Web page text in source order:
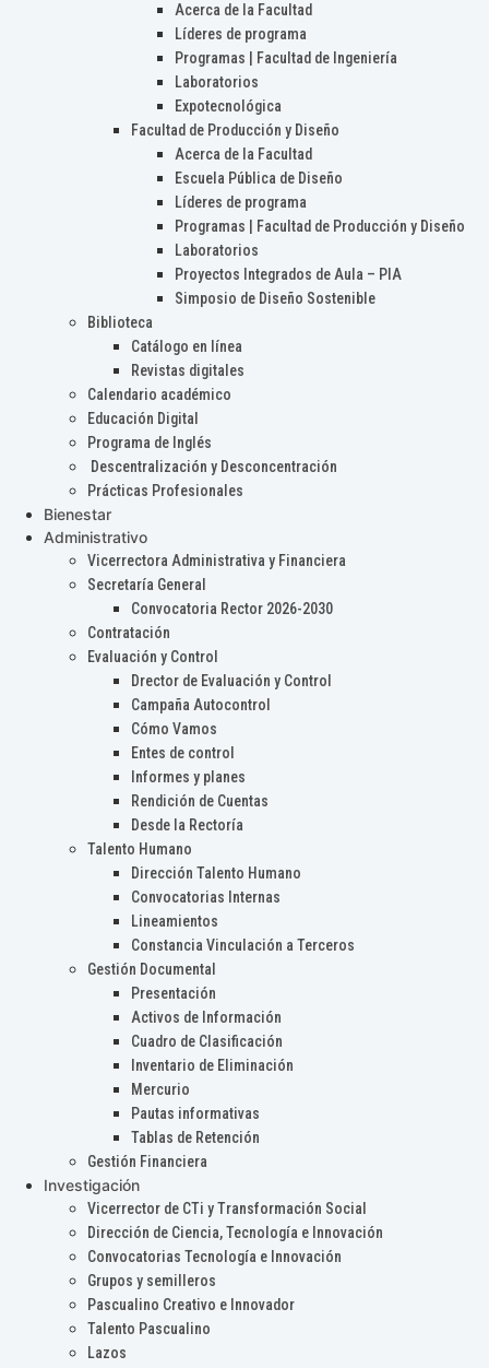
Acerca de la Facultad
Líderes de programa
Programas | Facultad de Ingeniería
Laboratorios
Expotecnológica
Facultad de Producción y Diseño
Acerca de la Facultad
Escuela Pública de Diseño
Líderes de programa
Programas | Facultad de Producción y Diseño
Laboratorios
Proyectos Integrados de Aula – PIA
Simposio de Diseño Sostenible
Biblioteca
Catálogo en línea
Revistas digitales
Calendario académico
Educación Digital
Programa de Inglés
Descentralización y Desconcentración
Prácticas Profesionales
Bienestar
Administrativo
Vicerrectora Administrativa y Financiera
Secretaría General
Convocatoria Rector 2026-2030
Contratación
Evaluación y Control
Drector de Evaluación y Control
Campaña Autocontrol
Cómo Vamos
Entes de control
Informes y planes
Rendición de Cuentas
Desde la Rectoría
Talento Humano
Dirección Talento Humano
Convocatorias Internas
Lineamientos
Constancia Vinculación a Terceros
Gestión Documental
Presentación
Activos de Información
Cuadro de Clasificación
Inventario de Eliminación
Mercurio
Pautas informativas
Tablas de Retención
Gestión Financiera
Investigación
Vicerrector de CTi y Transformación Social
Dirección de Ciencia, Tecnología e Innovación
Convocatorias Tecnología e Innovación
Grupos y semilleros
Pascualino Creativo e Innovador
Talento Pascualino
Lazos